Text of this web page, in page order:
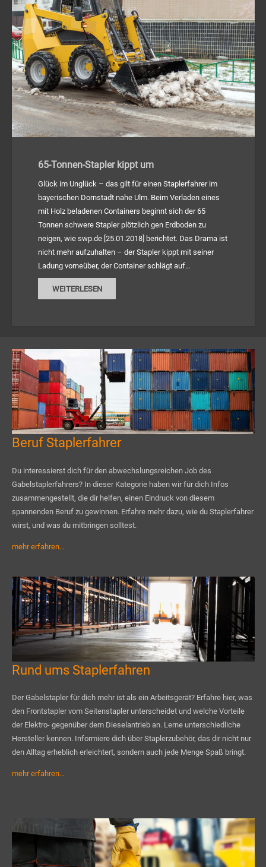
65-Tonnen-Stapler kippt um
Glück im Unglück – das gilt für einen Staplerfahrer im
bayerischen Dornstadt nahe Ulm. Beim Verladen eines
mit Holz beladenen Containers beginnt sich der 65
Tonnen schwere Stapler plötzlich gen Erdboden zu
neigen, wie swp.de [25.01.2018] berichtet. Das Drama ist
nicht mehr aufzuhalten – der Stapler kippt mit seiner
Ladung vorneüber, der Container schlägt auf…
WEITERLESEN
Beruf Staplerfahrer
Du interessierst dich für den abwechslungsreichen Job des
Gabelstaplerfahrers? In dieser Kategorie haben wir für dich Infos
zusammengestellt, die dir helfen, einen Eindruck von diesem
spannenden Beruf zu gewinnen. Erfahre mehr dazu, wie du Staplerfahrer
wirst, und was du mitbringen solltest.
mehr erfahren…
Rund ums Staplerfahren
Der Gabelstapler für dich mehr ist als ein Arbeitsgerät? Erfahre hier, was
den Frontstapler vom Seitenstapler unterscheidet und welche Vorteile
der Elektro- gegenüber dem Dieselantrieb an. Lerne unterschiedliche
Hersteller kennen. Informiere dich über Staplerzubehör, das dir nicht nur
den Alltag erheblich erleichtert, sondern auch jede Menge Spaß bringt.
mehr erfahren…